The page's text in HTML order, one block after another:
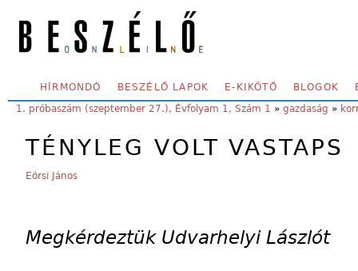
SECONDARY MENU
HÍRMONDÓ BESZÉLŐ LAPOK E-KIKÖTŐ BLOGOK
YOU ARE HERE:
1. próbaszám (szeptember 27.), Évfolyam 1, Szám 1 » gazdaság »
TÉNYLEG VOLT VASTAPS
Eörsi János
Megkérdeztük Udvarhelyi Lászlót